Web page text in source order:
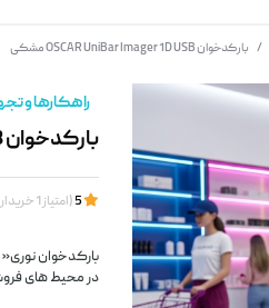
/ بارکدخوان OSCAR UniBar Imager 1D USB مشکی
راهکارها و
بارکدخوان OSCAR UniBar Imager 1D USB مشکی
(امتیاز1خریدار
در محیط های